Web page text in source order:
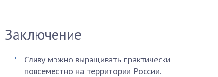
Заключение
Сливу можно выращивать практически
повсеместно на территории России.